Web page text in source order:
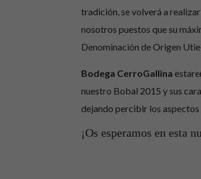
tradición, se volverá a
nosotros puestos que su
Denominación de Origen
Bodega CerroGallina
nuestro Bobal 2015 y sus
dejando percibir los aspectos
¡Os esperamos en esta